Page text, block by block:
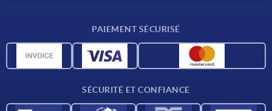
Données CAO
PAIEMENT SÉCURISÉ
SÉCURITÉ ET CONFIANCE